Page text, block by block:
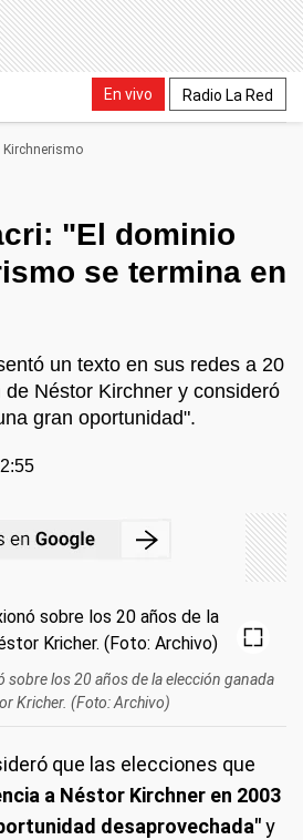
En vivo Radio La Red
Kirchnerismo
"El dominio
se termina en
un texto en sus redes a 20
Néstor Kirchner y consideró
gran oportunidad".
los 20 años de la elección ganada
Kricher. (Foto: Archivo)
que las elecciones que
a Néstor Kirchner en 2003
desaprovechada"y